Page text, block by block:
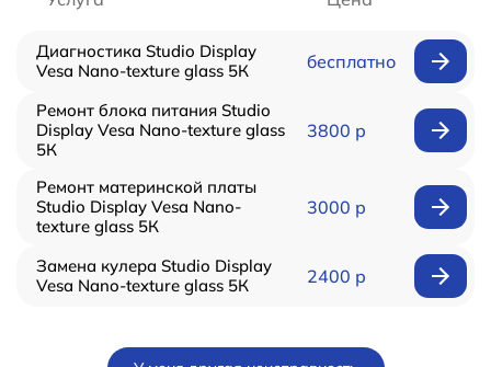
Диагностика Studio Display
Vesa Nano-texture glass 5К
бесплатно
Ремонт блока питания Studio
Display Vesa Nano-texture glass
5К
3800 р
Ремонт материнской платы
Studio Display Vesa Nano-
texture glass 5К
3000 р
Замена кулера Studio Display
Vesa Nano-texture glass 5К
2400 р